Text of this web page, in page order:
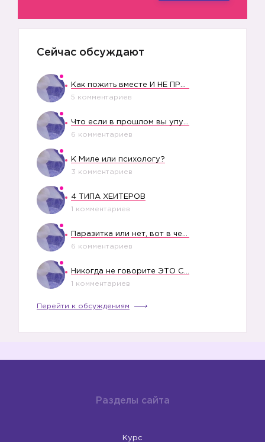
Сейчас обсуждают
5 комментариев
6 комментариев
К Миле или психологу?
3 комментариев
4 ТИПА ХЕЙТЕРОВ
1 комментариев
6 комментариев
1 комментариев
Перейти к обсуждениям
Разделы сайта
Курс